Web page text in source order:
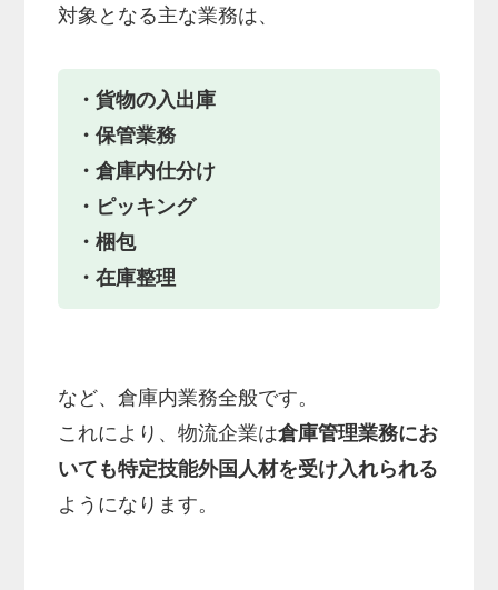
対象となる主な業務は、
・貨物の入出庫
・保管業務
・倉庫内仕分け
・ピッキング
・梱包
・在庫整理
など、倉庫内業務全般です。
これにより、物流企業は倉庫管理業務にお
いても特定技能外国人材を受け入れられる
ようになります。